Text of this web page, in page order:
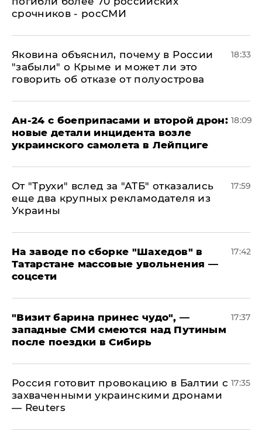
срочников - росСМИ
Яковина объяснил, почему в России
"забыли" о Крыме и может ли это
говорить об отказе от полуострова
18:33
Ан-24 с боеприпасами и второй дрон:
новые детали инцидента возле
украинского самолета в Лейпциге
18:09
От "Трухи" вслед за "АТБ" отказались
еще два крупных рекламодателя из
Украины
17:59
На заводе по сборке "Шахедов" в
Татарстане массовые увольнения —
соцсети
17:42
"Визит барина принес чудо", —
западные СМИ смеются над Путиным
после поездки в Сибирь
17:37
​Россия готовит провокацию в Балтии с
захваченными украинскими дронами
— Reuters
17:35